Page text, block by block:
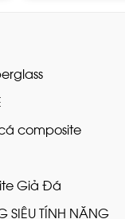
composite
Giả Đá
SIÊU TÍNH NĂNG